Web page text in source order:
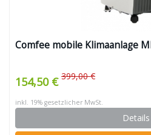
Comfee mobile Klimaanlage
154,50 € 399,00 €
inkl. 19% gesetzlicher MwSt.
Details